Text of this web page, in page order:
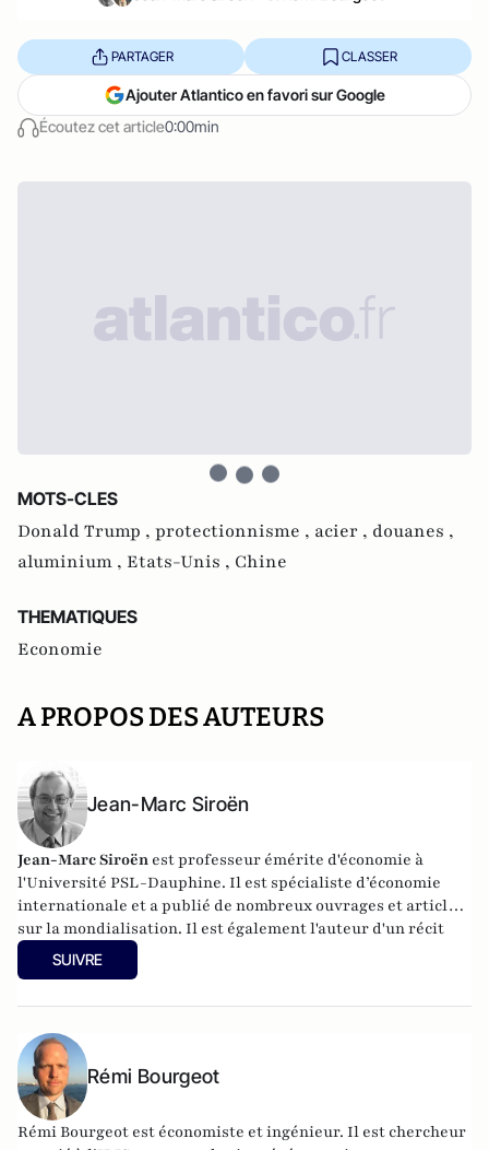
Écoutez cet article0:00min
PARTAGER CLASSER
Ajouter Atlantico en favori sur Google
MOTS-CLES
Donald Trump , protectionnisme , acier , douanes ,
aluminium , Etats-Unis , Chine
THEMATIQUES
Economie
A PROPOS DES AUTEURS
Jean-Marc Siroën
Jean-Marc Siroën est professeur émérite d'économie à
l'Université PSL-Dauphine. Il est spécialiste d’économie
internationale et a publié de nombreux ouvrages et articles
sur la mondialisation. Il est également l'auteur d'un récit
romancé (en trois tomes) autour de l'économiste J.M. Keynes
: "Mr Keynes et les extravagants". Site :
SUIVRE
Rémi Bourgeot
Rémi Bourgeot est économiste et ingénieur. Il est chercheur